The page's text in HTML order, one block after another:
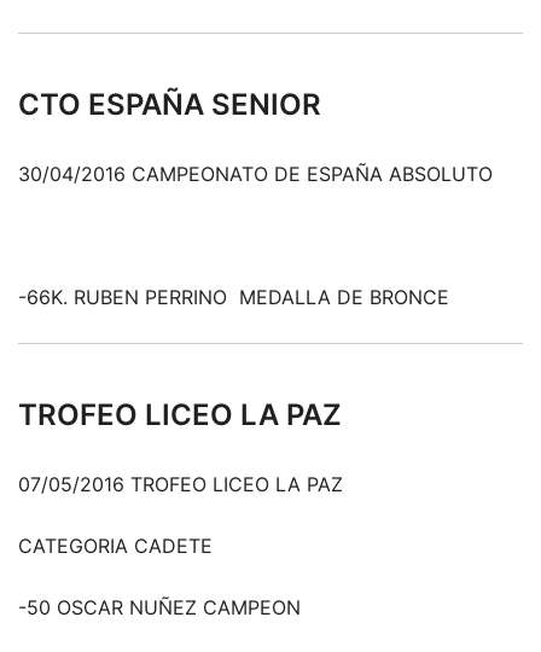
CTO ESPAÑA SENIOR
30/04/2016 CAMPEONATO DE ESPAÑA ABSOLUTO
-66K. RUBEN PERRINO MEDALLA DE BRONCE
TROFEO LICEO LA PAZ
07/05/2016 TROFEO LICEO LA PAZ
CATEGORIA CADETE
-50 OSCAR NUÑEZ CAMPEON